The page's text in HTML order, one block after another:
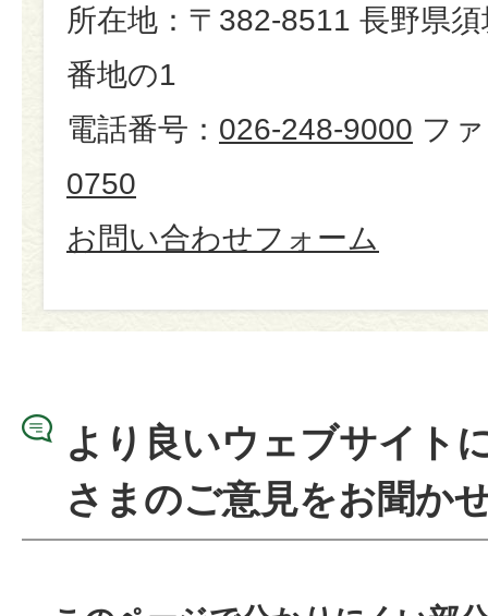
所在地：〒382-8511 長野県
番地の1
電話番号： 026-248-9000 フ
0750
お問い合わせフォーム
より良いウェブサイト
さまのご意見をお聞か